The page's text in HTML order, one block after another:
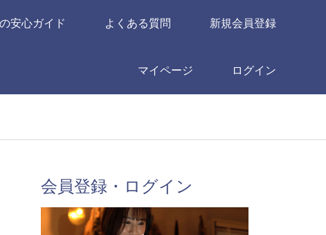
安心ガイド よくある質問 新規会員登録
マイページ ログイン
会員登録・ログイン